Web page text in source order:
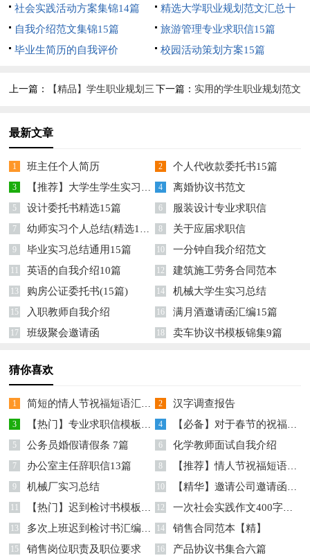
篇)
社会实践活动方案集锦14篇
精选大学职业规划范文汇总十
篇
自我介绍范文集锦15篇
旅游管理专业求职信15篇
毕业生简历的自我评价
校园活动策划方案15篇
上一篇：
【精品】学生职业规划三 下一篇： 实用的学生职业规划范文
最新文章
1 班主任个人简历 2 个人代收款委托书15篇
3 【推荐】大学生学生实习报告模板汇总六篇 4 离婚协议书范文
5 设计委托书精选15篇 6 服装设计专业求职信
7 幼师实习个人总结(精选15篇) 8 关于应届求职信
9 毕业实习总结通用15篇 10 一分钟自我介绍范文
11 英语的自我介绍10篇 12 建筑施工劳务合同范本
13 购房公证委托书(15篇) 14 机械大学生实习总结
15 入职教师自我介绍 16 满月酒邀请函汇编15篇
17 班级聚会邀请函 18 卖车协议书模板锦集9篇
猜你喜欢
1 简短的情人节祝福短语汇总76条 2 汉字调查报告
3 【热门】专业求职信模板汇总8篇 4 【必备】对于春节的祝福语汇编9篇
5 公务员婚假请假条 7篇 6 化学教师面试自我介绍
7 办公室主任辞职信13篇 8 【推荐】情人节祝福短语集锦65句
9 机械厂实习总结 10 【精华】邀请公司邀请函模板十篇
11 【热门】迟到检讨书模板合集七篇 12 一次社会实践作文400字合集9篇
13 多次上班迟到检讨书汇编7篇 14 销售合同范本【精】
15 销售岗位职责及职位要求 16 产品协议书集合六篇